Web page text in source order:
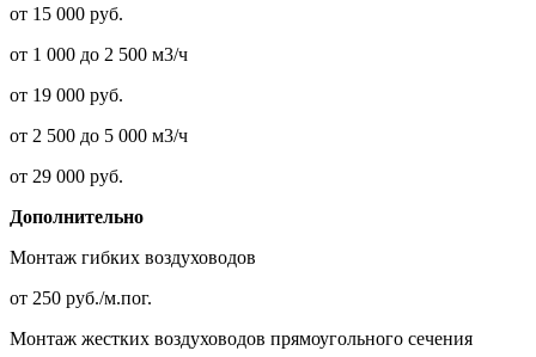
от 15 000 руб.
от 1 000 до 2 500 м3/ч
от 19 000 руб.
от 2 500 до 5 000 м3/ч
от 29 000 руб.
Дополнительно
Монтаж гибких воздуховодов
от 250 руб./м.пог.
Монтаж жестких воздуховодов прямоугольного сечения